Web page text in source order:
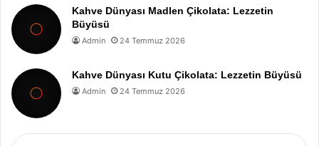
Kahve Dünyası Madlen Çikolata: Lezzetin
Büyüsü
Admin 24 Temmuz 2026
Kahve Dünyası Kutu Çikolata: Lezzetin Büyüsü
Admin 24 Temmuz 2026